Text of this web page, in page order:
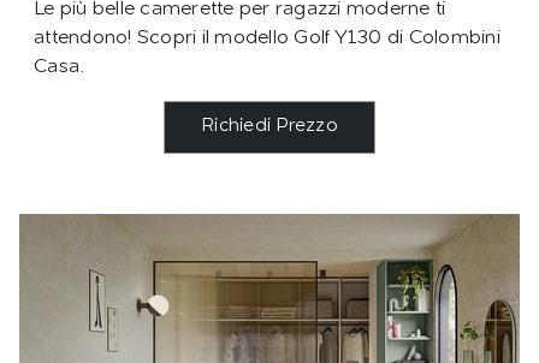
Le più belle camerette per ragazzi moderne ti
attendono! Scopri il modello Golf Y130 di Colombini
Casa.
Richiedi Prezzo